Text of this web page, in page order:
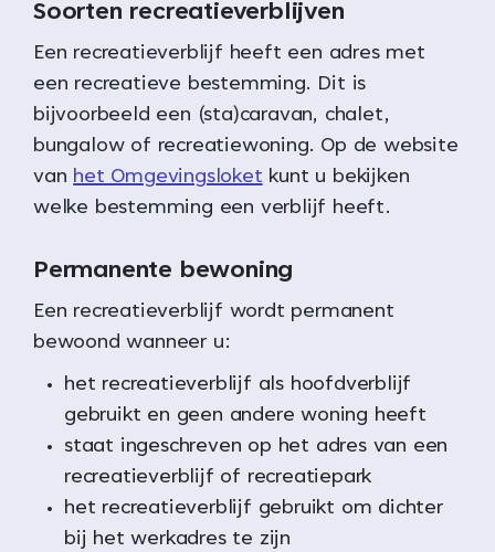
Soorten recreatieverblijven
Een recreatieverblijf heeft een adres met
een recreatieve bestemming. Dit is
bijvoorbeeld een (sta)caravan, chalet,
bungalow of recreatiewoning. Op de website
van het Omgevingsloket kunt u bekijken
welke bestemming een verblijf heeft.
Permanente bewoning
Een recreatieverblijf wordt permanent
bewoond wanneer u:
het recreatieverblijf als hoofdverblijf
gebruikt en geen andere woning heeft
staat ingeschreven op het adres van een
recreatieverblijf of recreatiepark
het recreatieverblijf gebruikt om dichter
bij het werkadres te zijn